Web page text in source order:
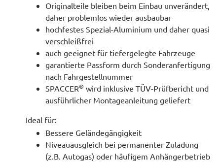
Originalteile bleiben beim Einbau unverändert,
daher problemlos wieder ausbaubar
hochfestes Spezial-Aluminium und daher quasi
verschleißfrei
auch geeignet für tiefergelegte Fahrzeuge
garantierte Passform durch Sonderanfertigung
nach Fahrgestellnummer
SPACCER® wird inklusive TÜV-Prüfbericht und
ausführlicher Montageanleitung geliefert
Ideal für:
Bessere Geländegängigkeit
Niveauausgleich bei permanenter Zuladung
(z.B. Autogas) oder häufigem Anhängerbetrieb